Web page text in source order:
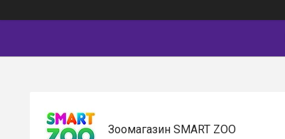
Зоомагазин SMART ZOO